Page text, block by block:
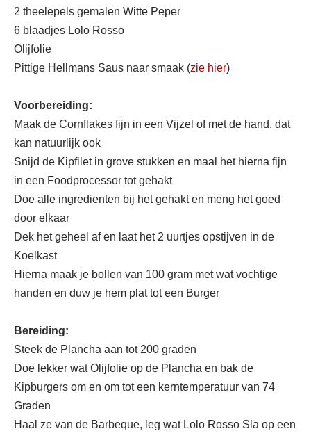
2 theelepels gemalen Witte Peper
6 blaadjes Lolo Rosso
Olijfolie
Pittige Hellmans Saus naar smaak (zie hier)
Voorbereiding:
Maak de Cornflakes fijn in een Vijzel of met de hand, dat
kan natuurlijk ook
Snijd de Kipfilet in grove stukken en maal het hierna fijn
in een Foodprocessor tot gehakt
Doe alle ingredienten bij het gehakt en meng het goed
door elkaar
Dek het geheel af en laat het 2 uurtjes opstijven in de
Koelkast
Hierna maak je bollen van 100 gram met wat vochtige
handen en duw je hem plat tot een Burger
Bereiding:
Steek de Plancha aan tot 200 graden
Doe lekker wat Olijfolie op de Plancha en bak de
Kipburgers om en om tot een kerntemperatuur van 74
Graden
Haal ze van de Barbeque, leg wat Lolo Rosso Sla op een